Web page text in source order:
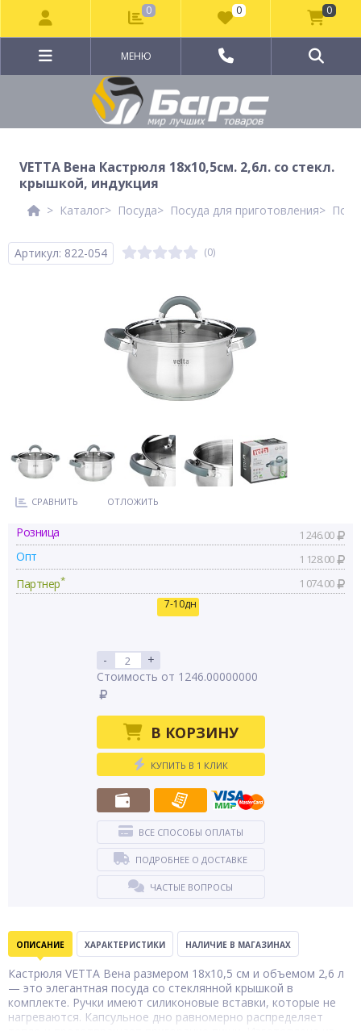
МЕНЮ
VETTA Вена Кастрюля 18х10,5см. 2,6л. со стекл.
крышкой, индукция
Каталог Посуда Посуда для приготовления
Артикул: 822-054 (0)
СРАВНИТЬ ОТЛОЖИТЬ
Розница 1 246.00
Опт 1 128.00
Партнер* 1 074.00
7-10дн
-
+
Стоимость от 1246.00000000
В КОРЗИНУ
КУПИТЬ В 1 КЛИК
ВСЕ СПОСОБЫ ОПЛАТЫ
ПОДРОБНЕЕ О ДОСТАВКЕ
ЧАСТЫЕ ВОПРОСЫ
ОПИСАНИЕ ХАРАКТЕРИСТИКИ НАЛИЧИЕ В МАГАЗИНАХ
Кастрюля VETTA Вена размером 18х10,5 см и объемом 2,6 л
— это элегантная посуда со стеклянной крышкой в
комплекте. Ручки имеют силиконовые вставки, которые не
нагреваются. Капсульное дно равномерно распределяет
0 0 0